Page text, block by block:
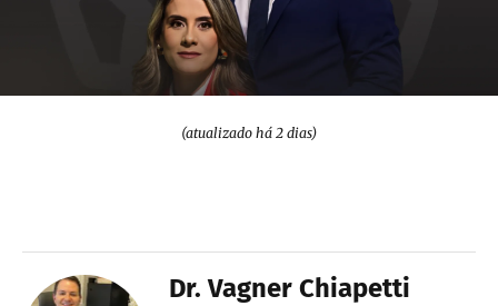
(atualizado há 2 dias)
Dr. Vagner Chiapetti